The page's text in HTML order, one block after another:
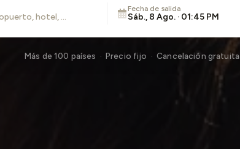
Fecha de salida
Sáb., 8 Ago. · 01:45 PM
Más de 100 países · Precio fijo · Cancelación gratuita